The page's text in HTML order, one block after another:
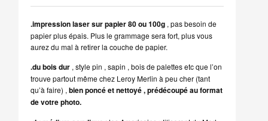
.impression laser sur papier 80 ou 100g, pas besoin de
papier plus épais. Plus le grammage sera fort, plus vous
aurez du mal à retirer la couche de papier.
.du bois dur, style pin , sapin , bois de palettes etc que l’on
trouve partout même chez Leroy Merlin à peu cher (tant
qu’à faire) ,bien poncé et nettoyé , prédécoupé au format
de votre photo.